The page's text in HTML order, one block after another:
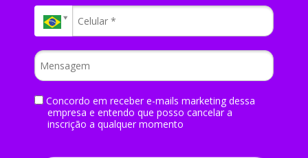
Concordo em receber e-mails marketing dessa
empresa e entendo que posso cancelar a
inscrição a qualquer momento